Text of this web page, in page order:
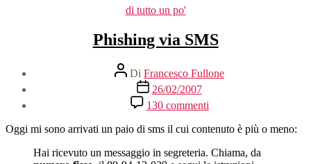
Categorie
di tutto un po'
Phishing via SMS
Autore
articolo
Di Francesco Fullone
Data
dell'articolo
26/02/2007
130 commentisu
Phishing
via
Oggi mi sono arrivati un paio di sms il cui contenuto è più o meno:
Hai ricevuto un messaggio in segreteria. Chiama, da